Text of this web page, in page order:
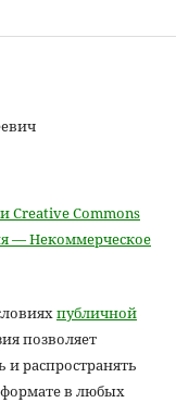
Creative Commons
— Некоммерческое
публичной
позволяет
распространять
в любых